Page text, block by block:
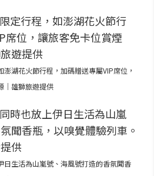
湖花火節行程，加碼贈送專屬VIP席位，
｜雄獅旅遊提供
日生活為山嵐號、海風號打造的香氛聞香